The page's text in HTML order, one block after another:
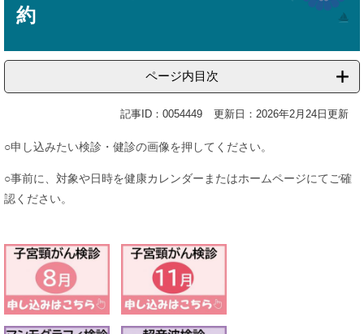
約
ページ内目次
記事ID：0054449 更新日：2026年2月24日更新
○申し込みたい検診・健診の画像を押してください。
○事前に、対象や日時を健康カレンダーまたはホームページにてご確
認ください。